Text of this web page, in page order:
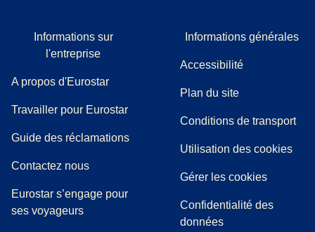
Informations sur
l'entreprise
A propos d'Eurostar
Travailler pour Eurostar
Guide des réclamations((
Contactez nous
Eurostar s’engage pour
ses voyageurs
Informations générales
Accessibilité
Plan du site
Conditions de transport
Utilisation des cookies
Gérer les cookies
Confidentialité des
données